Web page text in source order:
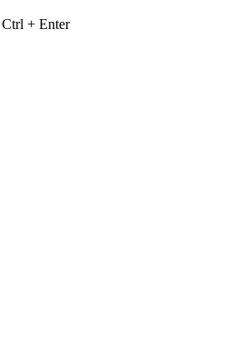
Ctrl + Enter